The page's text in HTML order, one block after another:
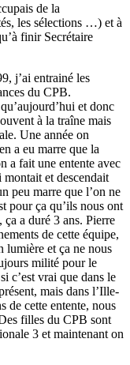
de la
les sélections …) et à
finir Secrétaire
j’ai entrainé les
du CPB.
et donc
à la traîne mais
Une année on
a eu marre que la
a fait une entente avec
et descendait
peu marre que l’on ne
pour ça qu’ils nous ont
ça a duré 3 ans. Pierre
de cette équipe,
lumière et ça ne nous
milité pour le
c’est vrai que dans le
mais dans l’Ille-
de cette entente, nous
filles du CPB sont
3 et maintenant on